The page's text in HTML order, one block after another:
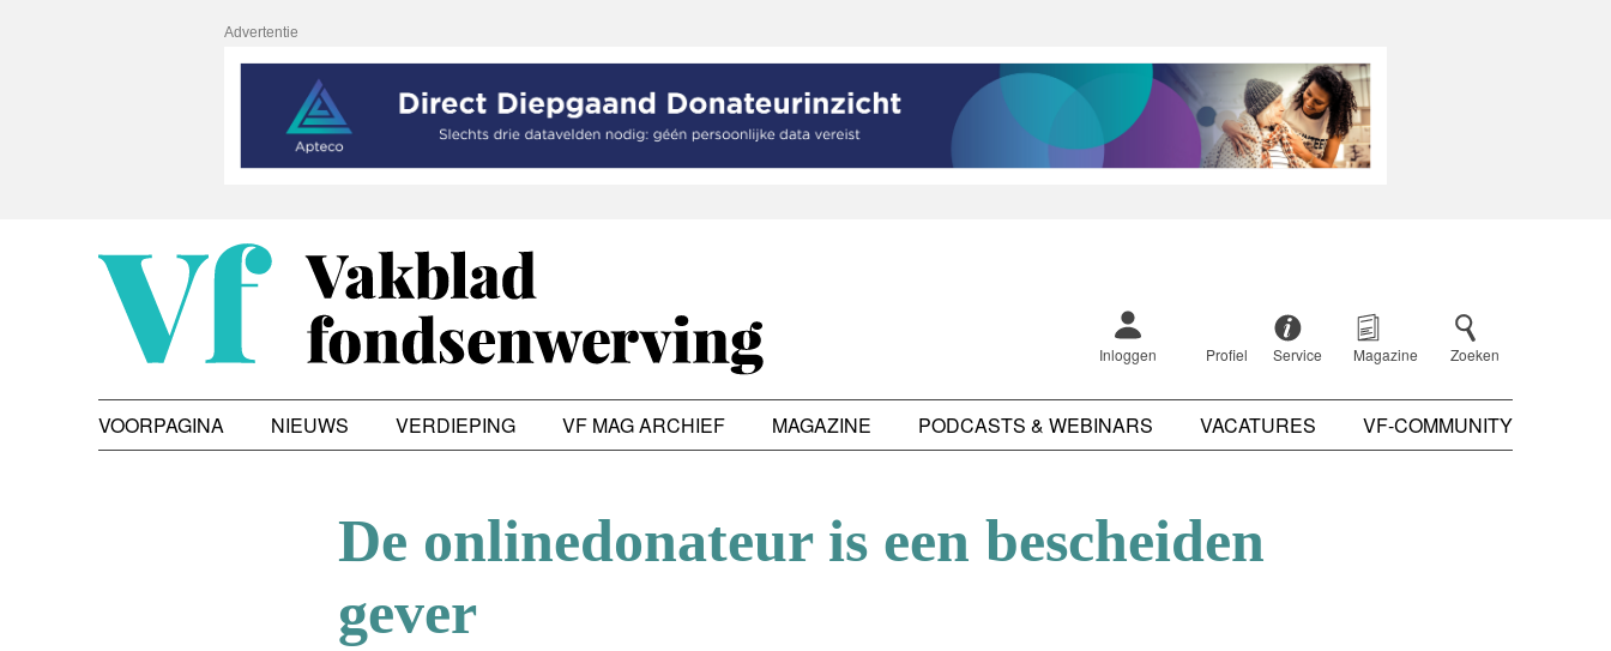
Advertentie
Inloggen Profiel Service Magazine Zoeken
VOORPAGINA NIEUWS VERDIEPING VF MAG ARCHIEF MAGAZINE PODCASTS & WEBINARS VACATURES VF-COMMUNITY
De onlinedonateur is een bescheiden
gever